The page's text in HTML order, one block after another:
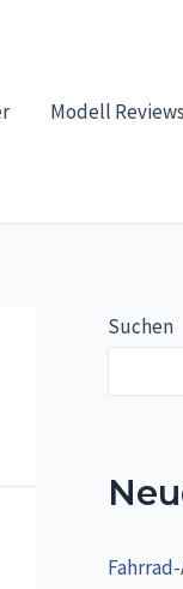
Modell Reviews
Suchen